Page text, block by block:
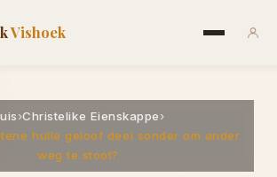
Vishoek
›Christelike Eienskappe›
hulle geloof deel sonder om ander
weg te stoot?